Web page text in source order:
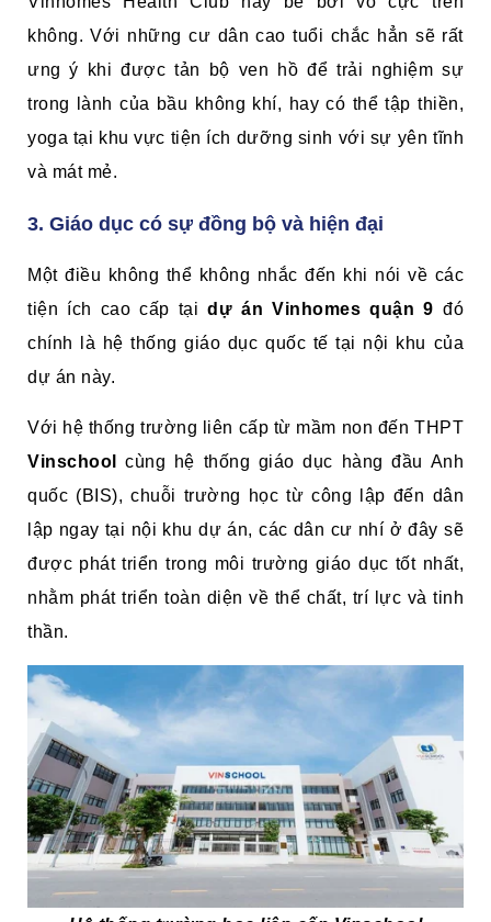
không. Với những cư dân cao tuổi chắc hẳn sẽ rất
ưng ý khi được tản bộ ven hồ để trải nghiệm sự
trong lành của bầu không khí, hay có thể tập thiền,
yoga tại khu vực tiện ích dưỡng sinh với sự yên tĩnh
và mát mẻ.
3. Giáo dục có sự đồng bộ và hiện đại
Một điều không thể không nhắc đến khi nói về các
tiện ích cao cấp tạidự án Vinhomes quận 9 đó
chính là hệ thống giáo dục quốc tế tại nội khu của
dự án này.
Với hệ thống trường liên cấp từ mầm non đến THPT
Vinschool
cùng hệ thống giáo dục hàng đầu Anh
quốc (BIS), chuỗi trường học từ công lập đến dân
lập ngay tại nội khu dự án, các dân cư nhí ở đây sẽ
được phát triển trong môi trường giáo dục tốt nhất,
nhằm phát triển toàn diện về thể chất, trí lực và tinh
thần.